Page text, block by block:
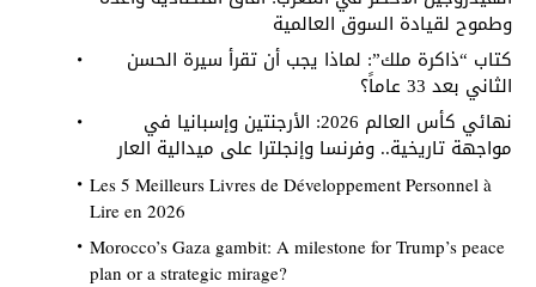
وطموح لقيادة السوق العالمية
كتاب “ذاكرة ملك”: لماذا يجب أن تقرأ سيرة الحسن
الثاني بعد 33 عاماً؟
نهائي كأس العالم 2026: الأرجنتين وإسبانيا في
مواجهة تاريخية.. وفرنسا وإنجلترا على ميدالية العار
Les 5 Meilleurs Livres de Développement Personnel à
Lire en 2026
Morocco’s Gaza gambit: A milestone for Trump’s peace
plan or a strategic mirage?